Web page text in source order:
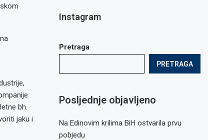
bh.
jaku i
Instagram
Pretraga
PRETRAGA
Posljednje objavljeno
Na Edinovim krilima BiH ostvarila prvu
pobjedu